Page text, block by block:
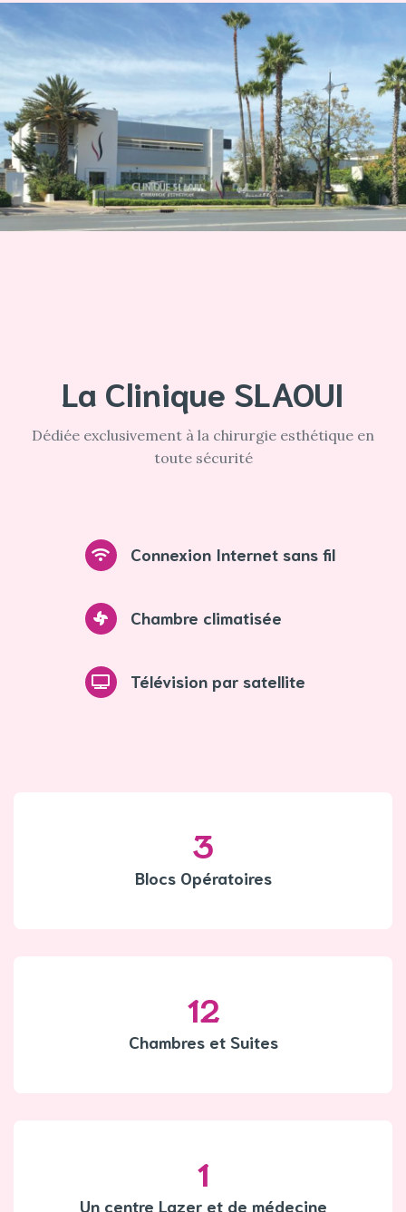
La Clinique SLAOUI
Dédiée exclusivement à la chirurgie esthétique en
toute sécurité
Connexion Internet sans fil
Chambre climatisée
Télévision par satellite
3
Blocs Opératoires
12
Chambres et Suites
1
Un centre Lazer et de médecine